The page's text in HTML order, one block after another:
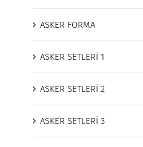
ASKER FORMA
ASKER SETLERİ 1
ASKER SETLERİ 2
ASKER SETLERİ 3